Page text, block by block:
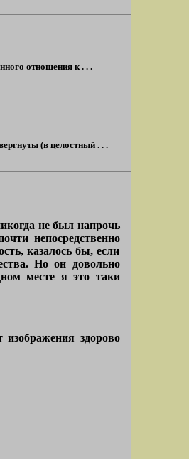
отношения к . . .
(в целостный . . .
не был напрочь
непосредственно
казалось бы, если
Но он довольно
месте я это таки
здорово